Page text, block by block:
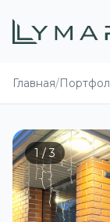
Главная/
1 / 3